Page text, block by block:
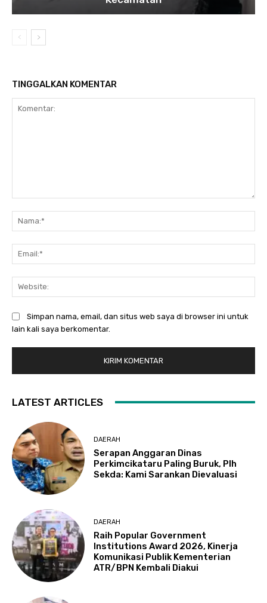
TINGGALKAN KOMENTAR
Simpan nama, email, dan situs web saya di browser ini untuk
lain kali saya berkomentar.
LATEST ARTICLES
DAERAH
Serapan Anggaran Dinas
Perkimcikataru Paling Buruk, Plh
Sekda: Kami Sarankan Dievaluasi
DAERAH
Raih Popular Government
Institutions Award 2026, Kinerja
Komunikasi Publik Kementerian
ATR/BPN Kembali Diakui